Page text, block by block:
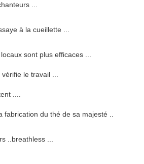
...
à la cueillette ...
sont plus efficaces ...
le travail ...
....
fabrication du thé de sa majesté ..
..breathless ...